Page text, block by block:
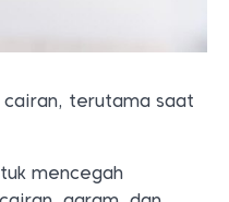
cairan, terutama saat
mencegah